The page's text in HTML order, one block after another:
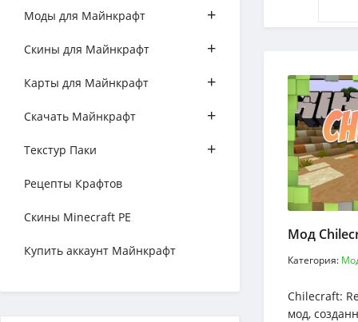
Моды для Майнкрафт +
Скины для Майнкрафт +
Карты для Майнкрафт +
Скачать Майнкрафт +
Текстур Паки +
Рецепты Крафтов
Скины Minecraft PE
Купить аккаунт Майнкрафт
Мод
Категория:
Chilecraft:
мод,